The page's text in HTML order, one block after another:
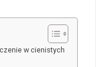
w cienistych